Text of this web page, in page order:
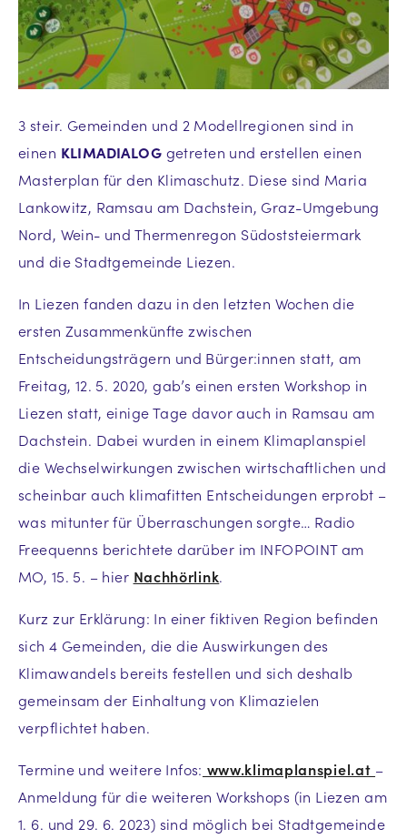
3 steir. Gemeinden und 2 Modellregionen sind in
einen KLIMADIALOG getreten und erstellen einen
Masterplan für den Klimaschutz. Diese sind Maria
Lankowitz, Ramsau am Dachstein, Graz-Umgebung
Nord, Wein- und Thermenregon Südoststeiermark
und die Stadtgemeinde Liezen.
In Liezen fanden dazu in den letzten Wochen die
ersten Zusammenkünfte zwischen
Entscheidungsträgern und Bürger:innen statt, am
Freitag, 12. 5. 2020, gab’s einen ersten Workshop in
Liezen statt, einige Tage davor auch in Ramsau am
Dachstein. Dabei wurden in einem Klimaplanspiel
die Wechselwirkungen zwischen wirtschaftlichen und
scheinbar auch klimafitten Entscheidungen erprobt –
was mitunter für Überraschungen sorgte… Radio
Freequenns berichtete darüber im INFOPOINT am
MO, 15. 5. – hier Nachhörlink.
Kurz zur Erklärung: In einer fiktiven Region befinden
sich 4 Gemeinden, die die Auswirkungen des
Klimawandels bereits festellen und sich deshalb
gemeinsam der Einhaltung von Klimazielen
verpflichtet haben.
Termine und weitere Infos: www.klimaplanspiel.at –
Anmeldung für die weiteren Workshops (in Liezen am
1. 6. und 29. 6. 2023) sind möglich bei Stadtgemeinde